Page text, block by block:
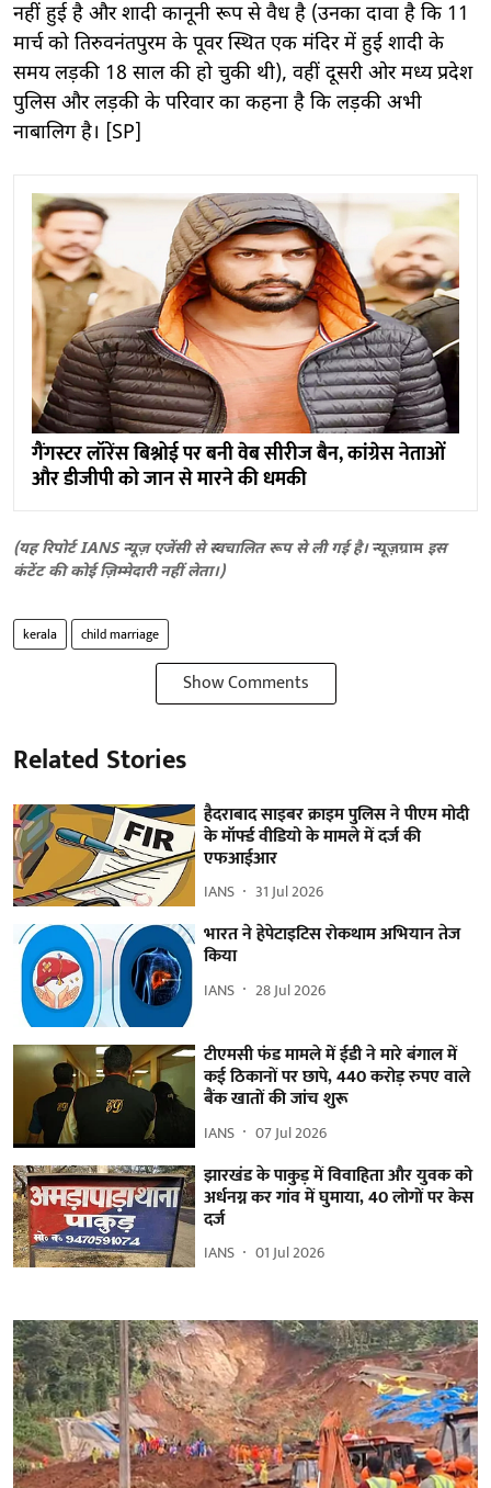
नहीं हुई है और शादी कानूनी रूप से वैध है (उनका दावा है कि 11
मार्च को तिरुवनंतपुरम के पूवर स्थित एक मंदिर में हुई शादी के
समय लड़की 18 साल की हो चुकी थी), वहीं दूसरी ओर मध्य प्रदेश
पुलिस और लड़की के परिवार का कहना है कि लड़की अभी
नाबालिग है। [SP]
गैंगस्टर लॉरेंस बिश्नोई पर बनी वेब सीरीज बैन, कांग्रेस नेताओं
और डीजीपी को जान से मारने की धमकी
(यह रिपोर्ट IANS न्यूज़ एजेंसी से स्वचालित रूप से ली गई है।न्यूज़ग्राम इस
कंटेंट की कोई ज़िम्मेदारी नहीं लेता।)
kerala child marriage
Show Comments
Related Stories
हैदराबाद साइबर क्राइम पुलिस ने पीएम मोदी
के मॉर्फ्ड वीडियो के मामले में दर्ज की
एफआईआर
IANS 31 Jul 2026
भारत ने हेपेटाइटिस रोकथाम अभियान तेज
किया
IANS 28 Jul 2026
टीएमसी फंड मामले में ईडी ने मारे बंगाल में
कई ठिकानों पर छापे, 440 करोड़ रुपए वाले
बैंक खातों की जांच शुरू
IANS 07 Jul 2026
झारखंड के पाकुड़ में विवाहिता और युवक को
अर्धनग्न कर गांव में घुमाया, 40 लोगों पर केस
दर्ज
IANS 01 Jul 2026